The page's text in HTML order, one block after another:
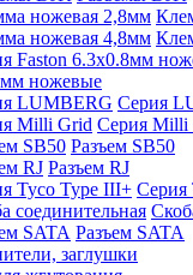
ножевые
Серия
Серия Milli
Разъем SB50
Разъем RJ
Серия
Разъем SATA
заглушки